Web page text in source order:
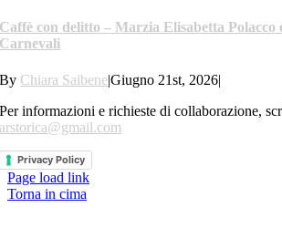
Caffè con delitto – Marzia Elisabetta Polacco
Carnevali
By Chiara Saibene|Giugno 21st, 2026|
Per informazioni e richieste di collaborazione,
arstorica@gmail.com
Privacy Policy
Page load link
Torna in cima